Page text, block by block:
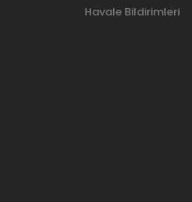
Havale Bildirimleri